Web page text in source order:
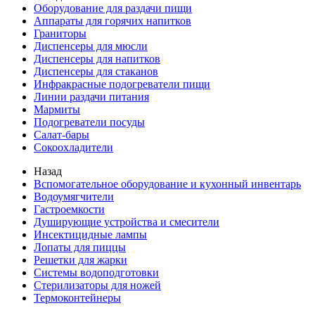
Оборудование для раздачи пищи
Аппараты для горячих напитков
Граниторы
Диспенсеры для мюсли
Диспенсеры для напитков
Диспенсеры для стаканов
Инфракрасные подогреватели пищи
Линии раздачи питания
Мармиты
Подогреватели посуды
Салат-бары
Сокоохладители
Назад
Вспомогательное оборудование и кухонный инвентарь
Водоумягчители
Гастроемкости
Душирующие устройства и смесители
Инсектицидные лампы
Лопаты для пиццы
Решетки для жарки
Системы водоподготовки
Стерилизаторы для ножей
Термоконтейнеры